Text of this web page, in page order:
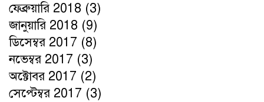
ফেব্রুয়ারি 2018 (3)
জানুয়ারি 2018 (9)
ডিসেম্বর 2017 (8)
নভেম্বর 2017 (3)
অক্টোবর 2017 (2)
সেপ্টেম্বর 2017 (3)